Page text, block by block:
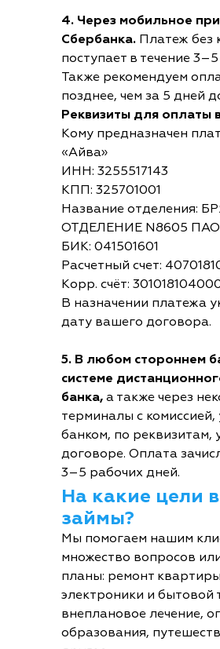
4. Через мобильное
Сбербанка. Платеж без
поступает в течение
Также рекомендуем
позднее, чем за 5 дней
Реквизиты для оплаты
Кому предназначен
«Айва»
ИНН: 3255517143
КПП: 325701001
Название отделения:
ОТДЕЛЕНИЕ N8605
БИК: 041501601
Расчетный счет:
Корр. счёт:
В назначении платежа
дату вашего договора.
5. В любом стороннем
системе
банка, а также через
терминалы с комиссией,
банком, по реквизитам,
договоре. Оплата
3–5 рабочих дней.
На какие цели
займы?
Мы помогаем нашим
множество вопросов
планы: ремонт
электроники и бытовой
внеплановое лечение,
образования,